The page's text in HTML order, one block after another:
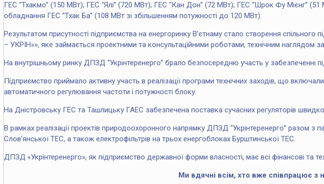
ГЕС “Тхакмо” (150 МВт); ГЕС “Ялі” (720 МВт); ГЕС “Кан Дон” (72 МВт); ГЕС “Шрок Фу Мієнг”
обладнання ГЕС “Тхак Ба” (108 МВт зі збільшенням потужності до 120 МВт).
Результатом присутності підприємства на енергоринку В’єтнаму стало створення
– УКРІН»», яке займається проектними та консультаційними роботами, технічним наглядом
На внутрішньому ринку ДПЗД “Укрінтеренерго” брало безпосередню участь у
Підприємство приймало активну участь в реалізації програми технічних заходів, що
автоматичного регулювання частоти і потужності блоку.
На Дністровську ГЕС та Ташлицьку ГАЕС забезпечена поставка сучасних регуляторів
В рамках реалізації проектів природоохоронного напрямку ДПЗД “Укрінтеренерго” разом
Слов’янської ТЕС, а також електрофільтрів на трьох енергоблоках Бурштинської ТЕС.
ДПЗД «Укрінтеренерго», як підприємство державної форми власності, має всі фінансові та
Ми вдячні всім, хто вже співпрацює з